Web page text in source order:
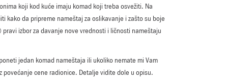
koji kod kuće imaju komad koji treba osvežiti. Na
kako da pripreme nameštaj za oslikavanje i zašto su boje
izbor za davanje nove vrednosti i ličnosti nameštaju
jedan komad nameštaja ili ukoliko nemate mi Vam
povećanje cene radionice. Detalje vidite dole u opisu.